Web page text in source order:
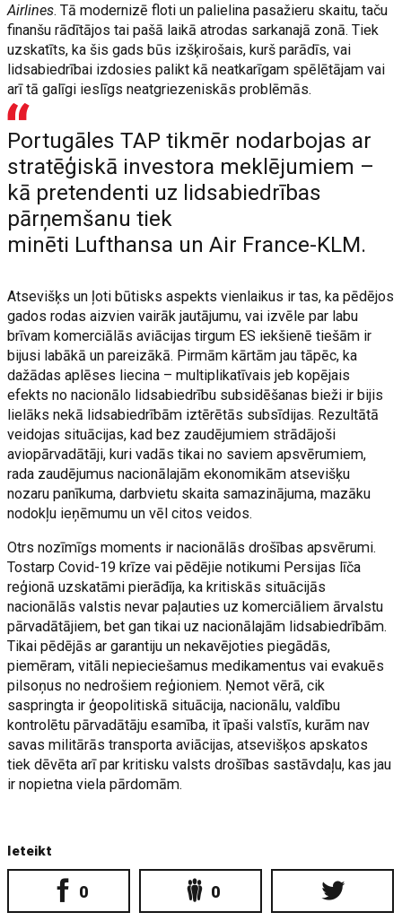
Airlines. Tā modernizē floti un palielina pasažieru skaitu, taču
finanšu rādītājos tai pašā laikā atrodas sarkanajā zonā. Tiek
uzskatīts, ka šis gads būs izšķirošais, kurš parādīs, vai
lidsabiedrībai izdosies palikt kā neatkarīgam spēlētājam vai
arī tā galīgi ieslīgs neatgriezeniskās problēmās.
Portugāles TAP tikmēr nodarbojas ar
stratēģiskā investora meklējumiem –
kā pretendenti uz lidsabiedrības
pārņemšanu tiek
minēti Lufthansa un Air France-KLM.
Atsevišķs un ļoti būtisks aspekts vienlaikus ir tas, ka pēdējos
gados rodas aizvien vairāk jautājumu, vai izvēle par labu
brīvam komerciālās aviācijas tirgum ES iekšienē tiešām ir
bijusi labākā un pareizākā. Pirmām kārtām jau tāpēc, ka
dažādas aplēses liecina – multiplikatīvais jeb kopējais
efekts no nacionālo lidsabiedrību subsidēšanas bieži ir bijis
lielāks nekā lidsabiedrībām iztērētās subsīdijas. Rezultātā
veidojas situācijas, kad bez zaudējumiem strādājoši
aviopārvadātāji, kuri vadās tikai no saviem apsvērumiem,
rada zaudējumus nacionālajām ekonomikām atsevišķu
nozaru panīkuma, darbvietu skaita samazinājuma, mazāku
nodokļu ieņēmumu un vēl citos veidos.
Otrs nozīmīgs moments ir nacionālās drošības apsvērumi.
Tostarp Covid-19 krīze vai pēdējie notikumi Persijas līča
reģionā uzskatāmi pierādīja, ka kritiskās situācijās
nacionālās valstis nevar paļauties uz komerciāliem ārvalstu
pārvadātājiem, bet gan tikai uz nacionālajām lidsabiedrībām.
Tikai pēdējās ar garantiju un nekavējoties piegādās,
piemēram, vitāli nepieciešamus medikamentus vai evakuēs
pilsoņus no nedrošiem reģioniem. Ņemot vērā, cik
saspringta ir ģeopolitiskā situācija, nacionālu, valdību
kontrolētu pārvadātāju esamība, it īpaši valstīs, kurām nav
savas militārās transporta aviācijas, atsevišķos apskatos
tiek dēvēta arī par kritisku valsts drošības sastāvdaļu, kas jau
ir nopietna viela pārdomām.
Ieteikt
0 0